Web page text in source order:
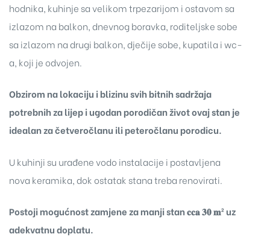
hodnika, kuhinje sa velikom trpezarijom i ostavom sa
izlazom na balkon, dnevnog boravka, roditeljske sobe
sa izlazom na drugi balkon, dječije sobe, kupatila i wc-
a, koji je odvojen.
Obzirom na lokaciju i blizinu svih bitnih sadržaja
potrebnih za lijep i ugodan porodičan život ovaj stan je
idealan za četveročlanu ili peteročlanu porodicu.
U kuhinji su urađene vodo instalacije i postavljena
nova keramika, dok ostatak stana treba renovirati.
Postoji mogućnost zamjene za manji stan 𝐜𝐜𝐚 𝟑𝟎 𝐦² uz
adekvatnu doplatu.